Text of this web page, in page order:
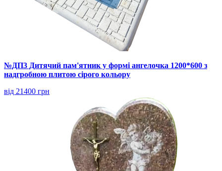
№ДП3 Дитячий пам'ятник у формі ангелочка 1200*600 з
надгробною плитою сірого кольору
від 21400 грн